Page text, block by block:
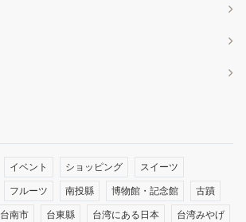
イベント ショッピング スイーツ
フルーツ 南投縣 博物館・記念館 古蹟
台南市 台東縣 台湾にある日本 台湾みやげ